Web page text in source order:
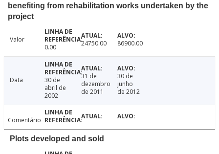
benefiting from rehabilitation works undertaken by the
project
Valor
0.00
24750.00 86900.00
Data
30 de
abril de
2002
31 de
dezembro
de 2011
30 de
junho
de 2012
Comentário
Plots developed and sold